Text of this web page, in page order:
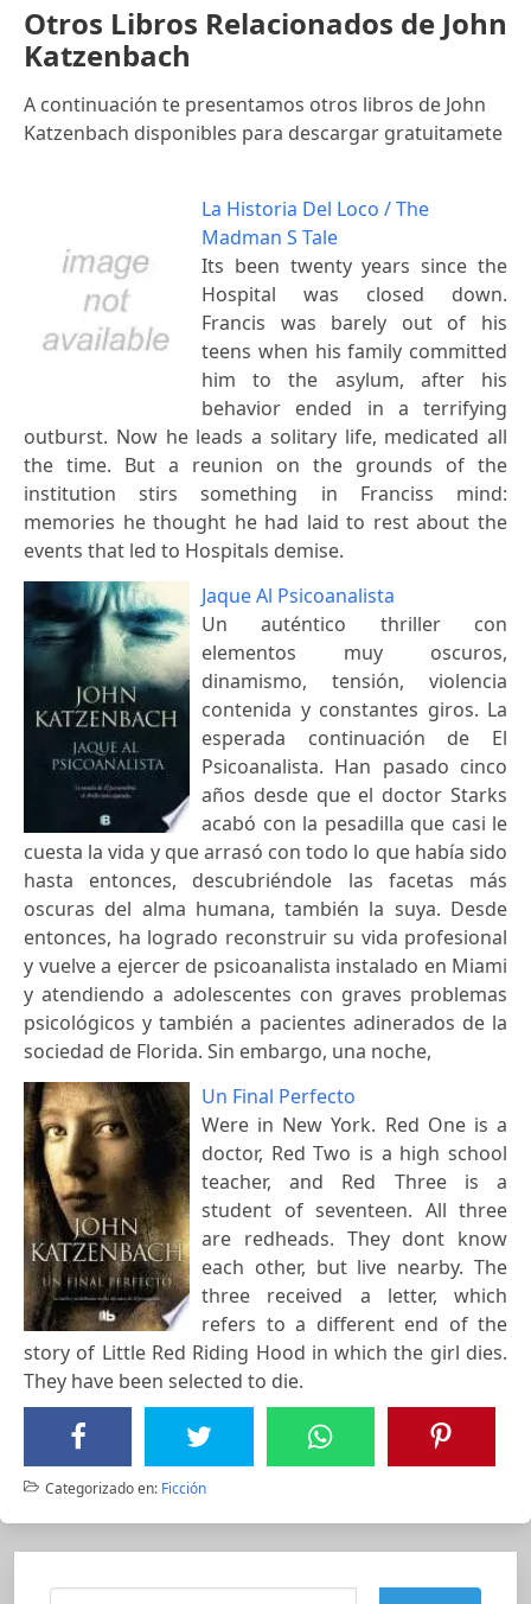
Otros Libros Relacionados de John
Katzenbach
A continuación te presentamos otros libros de John
Katzenbach disponibles para descargar gratuitamete
La Historia Del Loco / The
Madman S Tale
Its been twenty years since the
Hospital was closed down.
Francis was barely out of his
teens when his family committed
him to the asylum, after his
behavior ended in a terrifying
outburst. Now he leads a solitary life, medicated all
the time. But a reunion on the grounds of the
institution stirs something in Franciss mind:
memories he thought he had laid to rest about the
events that led to Hospitals demise.
Jaque Al Psicoanalista
Un auténtico thriller con
elementos muy oscuros,
dinamismo, tensión, violencia
contenida y constantes giros. La
esperada continuación de El
Psicoanalista. Han pasado cinco
años desde que el doctor Starks
acabó con la pesadilla que casi le
cuesta la vida y que arrasó con todo lo que había sido
hasta entonces, descubriéndole las facetas más
oscuras del alma humana, también la suya. Desde
entonces, ha logrado reconstruir su vida profesional
y vuelve a ejercer de psicoanalista instalado en Miami
y atendiendo a adolescentes con graves problemas
psicológicos y también a pacientes adinerados de la
sociedad de Florida. Sin embargo, una noche,
Un Final Perfecto
Were in New York. Red One is a
doctor, Red Two is a high school
teacher, and Red Three is a
student of seventeen. All three
are redheads. They dont know
each other, but live nearby. The
three received a letter, which
refers to a different end of the
story of Little Red Riding Hood in which the girl dies.
They have been selected to die.
Categorizado en: Ficción